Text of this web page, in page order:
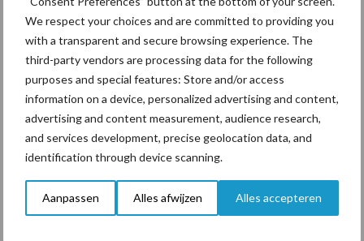
We respect your choices and are committed to providing you
with a transparent and secure browsing experience. The
third-party vendors are processing data for the following
purposes and special features: Store and/or access
information on a device, personalized advertising and content,
advertising and content measurement, audience research,
and services development, precise geolocation data, and
identification through device scanning.
Aanpassen Alles afwijzen Alles accepteren
7 aug
De speenhuid: een vaak
onderschatte risicofactor voor
mastitis
6 aug
ForFarmers ziet volume en
marktaandeel groeien in krimpende
Nederlandse markt
6 aug
Tien praktische tips voor een
langere levensduur